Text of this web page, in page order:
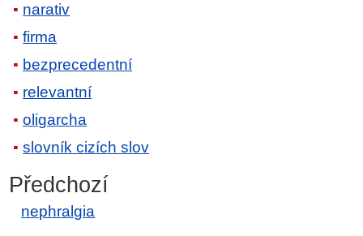
narativ
firma
bezprecedentní
relevantní
oligarcha
slovník cizích slov
Předchozí
nephralgia